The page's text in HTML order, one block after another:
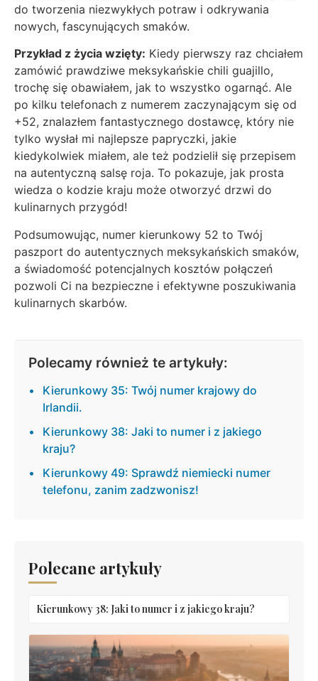
do tworzenia niezwykłych potraw i odkrywania
nowych, fascynujących smaków.
Przykład z życia wzięty: Kiedy pierwszy raz chciałem
zamówić prawdziwe meksykańskie chili guajillo,
trochę się obawiałem, jak to wszystko ogarnąć. Ale
po kilku telefonach z numerem zaczynającym się od
+52, znalazłem fantastycznego dostawcę, który nie
tylko wysłał mi najlepsze papryczki, jakie
kiedykolwiek miałem, ale też podzielił się przepisem
na autentyczną salsę roja. To pokazuje, jak prosta
wiedza o kodzie kraju może otworzyć drzwi do
kulinarnych przygód!
Podsumowując, numer kierunkowy 52 to Twój
paszport do autentycznych meksykańskich smaków,
a świadomość potencjalnych kosztów połączeń
pozwoli Ci na bezpieczne i efektywne poszukiwania
kulinarnych skarbów.
Polecamy również te artykuły:
Kierunkowy 35: Twój numer krajowy do
Irlandii.
Kierunkowy 38: Jaki to numer i z jakiego
kraju?
Kierunkowy 49: Sprawdź niemiecki numer
telefonu, zanim zadzwonisz!
Polecane artykuły
Kierunkowy 38: Jaki to numer i z jakiego kraju?